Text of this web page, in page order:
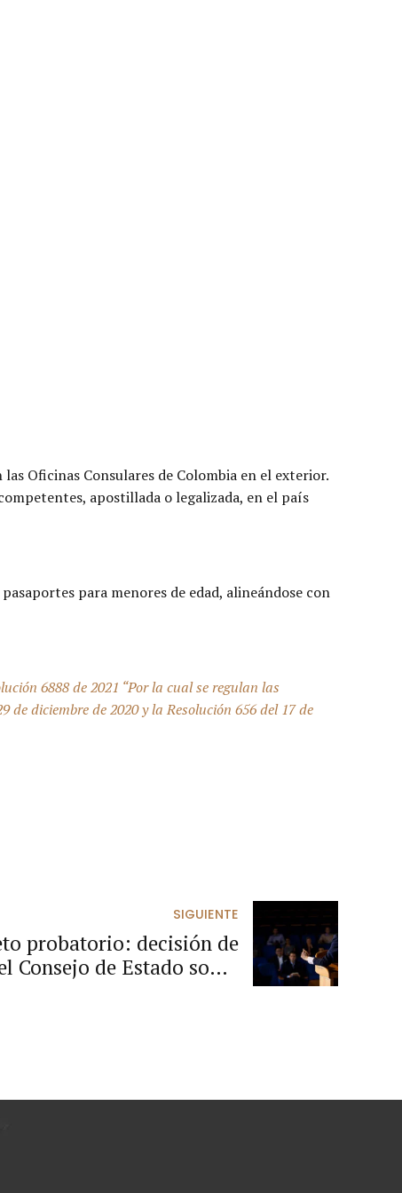
Oficinas Consulares de Colombia en el exterior.
apostillada o legalizada, en el país
para menores de edad, alineándose con
6888 de 2021 “Por la cual se regulan las
diciembre de 2020 y la Resolución 656 del 17 de
SIGUIENTE
probatorio: decisión de
Consejo de Estado sobre